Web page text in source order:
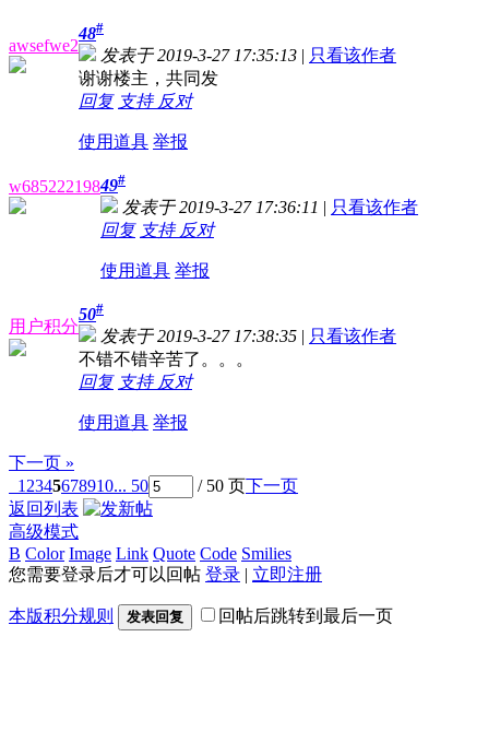
awsefwe2
48#
发表于 2019-3-27 17:35:13 | 只看该作者
谢谢楼主，共同发
回复 支持 反对
使用道具 举报
w68522219849#
发表于 2019-3-27 17:36:11 | 只看该作者
回复 支持 反对
使用道具 举报
用户积分
50#
发表于 2019-3-27 17:38:35 | 只看该作者
不错不错辛苦了。。。
回复 支持 反对
使用道具 举报
下一页 »
1 2345678910... 50 / 50 页下一页
返回列表
高级模式
B Color Image Link Quote Code Smilies
您需要登录后才可以回帖 登录 | 立即注册
本版积分规则 发表回复 回帖后跳转到最后一页